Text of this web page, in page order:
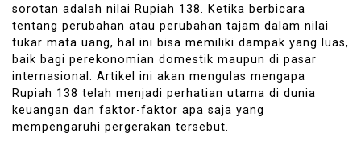
sorotan adalah nilai Rupiah 138. Ketika berbicara
tentang perubahan atau perubahan tajam dalam nilai
tukar mata uang, hal ini bisa memiliki dampak yang luas,
baik bagi perekonomian domestik maupun di pasar
internasional. Artikel ini akan mengulas mengapa
Rupiah 138 telah menjadi perhatian utama di dunia
keuangan dan faktor-faktor apa saja yang
mempengaruhi pergerakan tersebut.